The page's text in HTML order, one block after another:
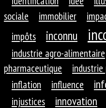
sociale
immobilier
impôts
inconnu
industrie agro-alimentaire
pharmaceutique
inflation
influence
injustices innovation